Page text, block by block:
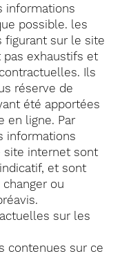
informations
possible. les
figurant sur le site
exhaustifs et
Ils
réserve de
été apportées
en ligne. Par
informations
site internet sont
et sont
ou
sur les
contenues sur ce